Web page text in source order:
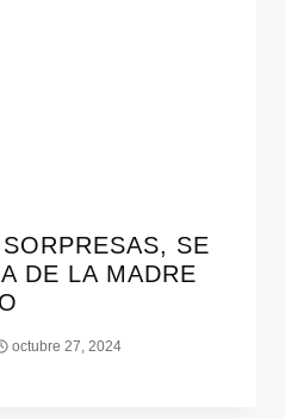
SE
DE LA MADRE
octubre 27, 2024